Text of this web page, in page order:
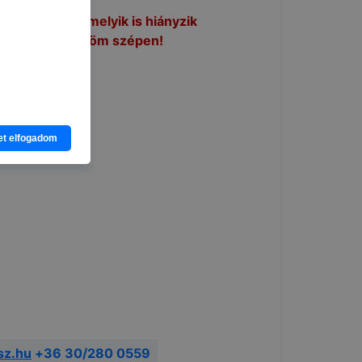
közül bármelyik is hiányzik
köszönöm szépen!
+36 30/280 0559
-
elfogadom